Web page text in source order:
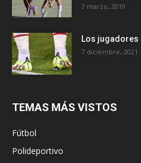
7 marzo, 2019
Los
7 diciembre, 2021
TEMAS MÁS VISTOS
Fútbol
Polideportivo